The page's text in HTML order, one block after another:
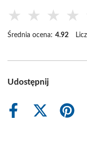
★ ★ ★ ★
Średnia ocena: 4.92
Udostępnij
Share
Share
Share